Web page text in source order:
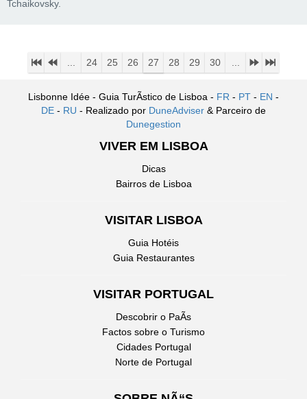
Tchaikovsky.
24 25 26 27 28 29 30
Lisbonne Idée - Guia TurÃ­stico de Lisboa - FR - PT - EN -
DE - RU - Realizado por DuneAdviser & Parceiro de
Dunegestion
VIVER EM LISBOA
Dicas
Bairros de Lisboa
VISITAR LISBOA
Guia Hotéis
Guia Restaurantes
VISITAR PORTUGAL
Descobrir o PaÃ­s
Factos sobre o Turismo
Cidades Portugal
Norte de Portugal